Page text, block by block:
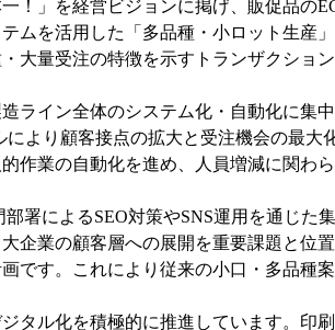
！」を経営ビジョンに掲げ、販促品の
ムを活用した「多品種・小ロット生
大量受注の特徴を示すトランザクショ
ライン全体のシステム化・自動化に
より顧客接点の拡大と受注機会の最
作業の自動化を進め、人員増減に関わ
署によるSEO対策やSNS運用を通じ
企業の顧客層への展開を重要課題と
です。これにより従来の小口・多品種
タル化を積極的に推進しています。